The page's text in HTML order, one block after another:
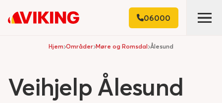
06000
Hjem Områder Møre og Romsdal Ålesund
VeihjelpÅlesund